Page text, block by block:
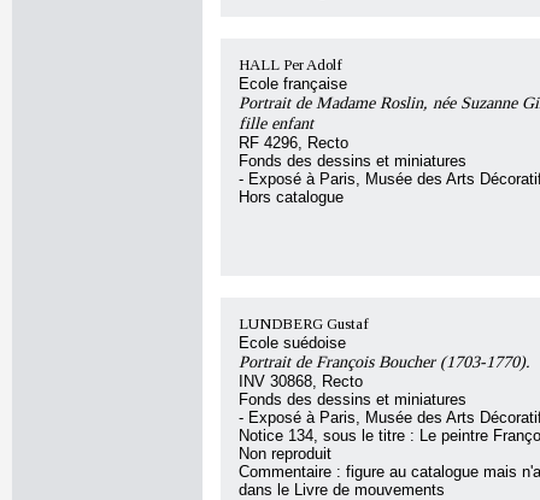
HALL Per Adolf
Ecole française
Portrait de Madame Roslin, née Suzanne
fille enfant
RF 4296, Recto
Fonds des dessins et miniatures
- Exposé à Paris, Musée des Arts
Hors catalogue
LUNDBERG Gustaf
Ecole suédoise
Portrait de François Boucher (1703-1770).
INV 30868, Recto
Fonds des dessins et miniatures
- Exposé à Paris, Musée des Arts
Notice 134, sous le titre : Le peintre
Non reproduit
Commentaire : figure au catalogue mais
dans le Livre de mouvements